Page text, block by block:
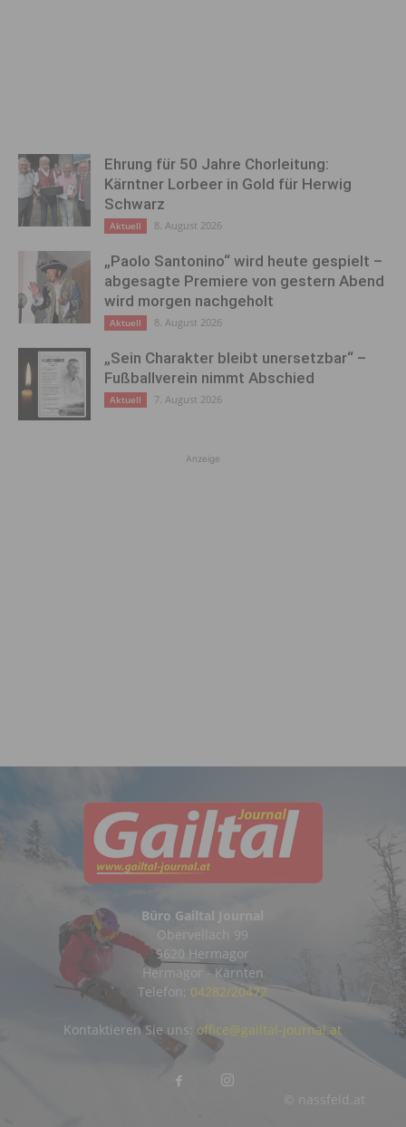
Ehrung für 50 Jahre Chorleitung:
Kärntner Lorbeer in Gold für Herwig
Schwarz
Aktuell 8. August 2026
„Paolo Santonino“ wird heute gespielt –
abgesagte Premiere von gestern Abend
wird morgen nachgeholt
Aktuell 8. August 2026
„Sein Charakter bleibt unersetzbar“ –
Fußballverein nimmt Abschied
Aktuell 7. August 2026
Anzeige
Büro Gailtal Journal
Obervellach 99
9620 Hermagor
Hermagor - Kärnten
Telefon: 04282/20472
© nassfeld.at
Kontaktieren Sie uns: office@gailtal-journal.at